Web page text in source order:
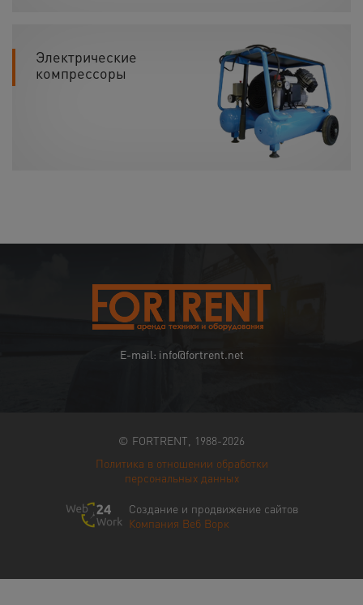
Электрические
компрессоры
E-mail: info@fortrent.net
© FORTRENT, 1988-2026
Политика в отношении обработки
персональных данных
Создание и продвижение сайтов
Компания Веб Ворк